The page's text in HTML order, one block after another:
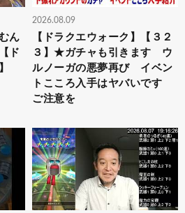
ん
ド
2026.08.09
【ドラクエウォーク】【３２
３】★ガチャも引きます ウ
ルノーガの悪夢再び イベン
トこころ入手はヤバいです
ご注意を